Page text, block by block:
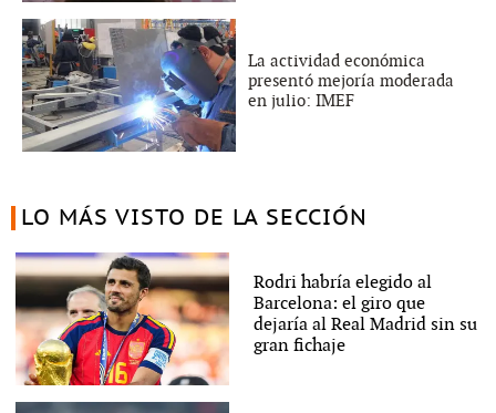
La actividad económica
presentó mejoría moderada
en julio: IMEF
LO MÁS VISTO DE LA SECCIÓN
Rodri habría elegido al
Barcelona: el giro que
dejaría al Real Madrid sin su
gran fichaje